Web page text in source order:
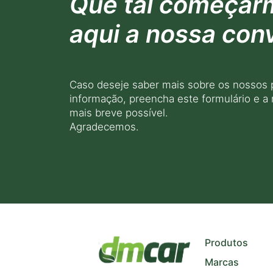
aqui a nossa
Caso deseje saber mais sobre os
informação, preencha este formulário e a
mais breve possível.
Agradecemos.
Produtos
Marcas